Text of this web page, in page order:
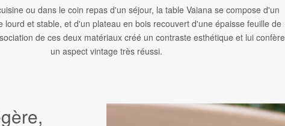
ou dans le coin repas d'un séjour, la table Vaiana se compose d'un
lourd et stable, et d'un plateau en bois recouvert d'une épaisse feuille de
de ces deux matériaux créé un contraste esthétique et lui confère
un aspect vintage très réussi.